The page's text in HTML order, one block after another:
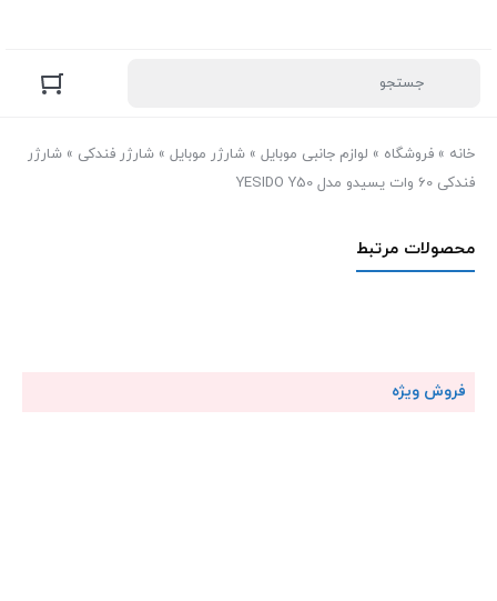
خانه » فروشگاه » لوازم جانبی موبایل » شارژر موبایل » شارژر فندکی » شارژر
فندکی 60 وات یسیدو مدل YESIDO Y50
محصولات مرتبط
فروش ویژه